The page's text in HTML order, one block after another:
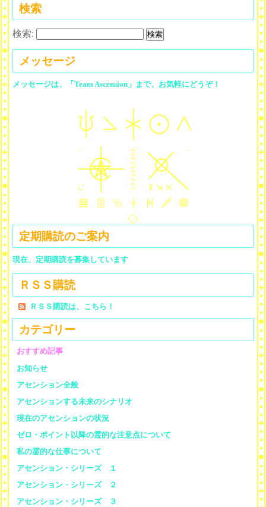
検索
検索:
メッセージ
メッセージは、「Team Ascension」まで、お気軽にどうぞ！
定期購読のご案内
現在、定期購読を募集しています
ＲＳＳ購読
ＲＳＳ購読は、こちら！
カテゴリー
おすすめ記事
お知らせ
アセンション全般
アセンションする未来のシナリオ
現在のアセンションの状況
ゼロ・ポイント以降の霊的な注意点について
私の霊的な仕事について
アセンション・シリーズ １
アセンション・シリーズ ２
アセンション・シリーズ ３